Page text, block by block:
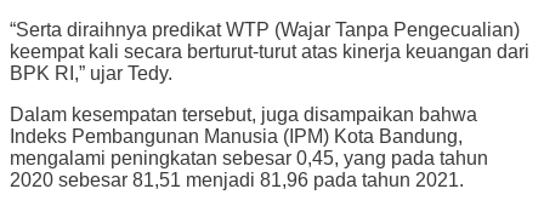
“Serta diraihnya predikat WTP (Wajar Tanpa Pengecualian)
keempat kali secara berturut-turut atas kinerja keuangan dari
BPK RI,” ujar Tedy.
Dalam kesempatan tersebut, juga disampaikan bahwa
Indeks Pembangunan Manusia (IPM) Kota Bandung,
mengalami peningkatan sebesar 0,45, yang pada tahun
2020 sebesar 81,51 menjadi 81,96 pada tahun 2021.